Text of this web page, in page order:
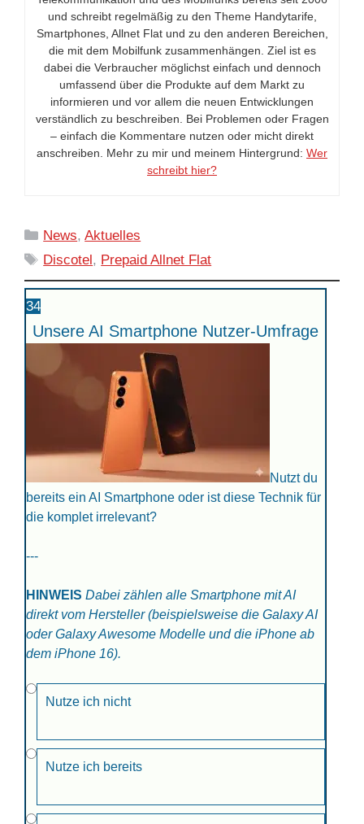
und schreibt regelmäßig zu den Theme Handytarife,
Smartphones, Allnet Flat und zu den anderen Bereichen,
die mit dem Mobilfunk zusammenhängen. Ziel ist es
dabei die Verbraucher möglichst einfach und dennoch
umfassend über die Produkte auf dem Markt zu
informieren und vor allem die neuen Entwicklungen
verständlich zu beschreiben. Bei Problemen oder Fragen
– einfach die Kommentare nutzen oder micht direkt
anschreiben. Mehr zu mir und meinem Hintergrund: Wer
schreibt hier?
Kategorien
News,Aktuelles
Schlagwörter
Discotel , Prepaid Allnet Flat
34
Unsere AI Smartphone Nutzer-Umfrage
Nutzt du
bereits ein AI Smartphone oder ist diese Technik für
die komplet irrelevant?
---
HINWEIS Dabei zählen alle Smartphone mit AI
direkt vom Hersteller (beispielsweise die Galaxy AI
oder Galaxy Awesome Modelle und die iPhone ab
dem iPhone 16).
Nutze ich nicht
Nutze ich bereits